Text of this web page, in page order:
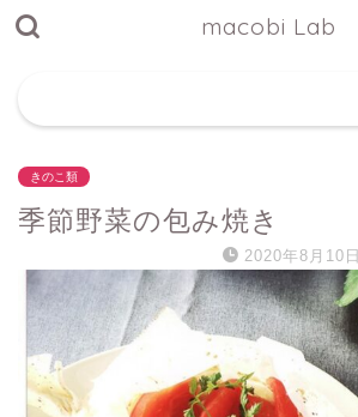
macobi Lab
きのこ類
季節野菜の包み焼き
2020年8月10日